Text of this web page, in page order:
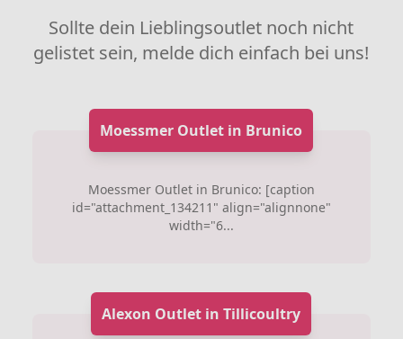
Sollte dein Lieblingsoutlet noch nicht
gelistet sein, melde dich einfach bei uns!
Moessmer Outlet in Brunico
Moessmer Outlet in Brunico: [caption
id="attachment_134211" align="alignnone"
width="6...
Alexon Outlet in Tillicoultry